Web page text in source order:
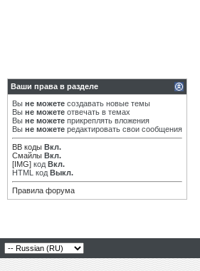
Ваши права в разделе
Вы не можете создавать новые темы
Вы не можете отвечать в темах
Вы не можете прикреплять вложения
Вы не можете редактировать свои сообщения
BB коды Вкл.
Смайлы Вкл.
[IMG] код Вкл.
HTML код Выкл.
Правила форума